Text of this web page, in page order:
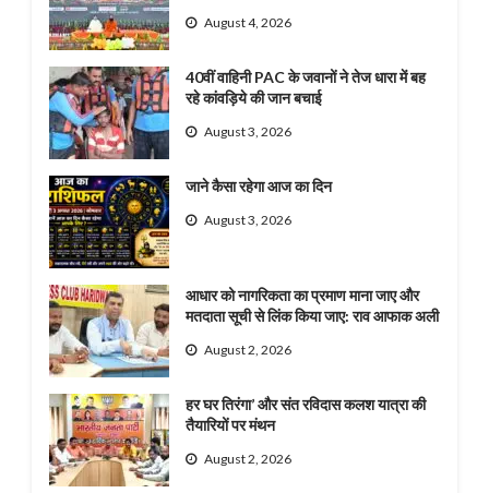
August 4, 2026
40वीं वाहिनी PAC के जवानों ने तेज धारा में बह
रहे कांवड़िये की जान बचाई
August 3, 2026
जाने कैसा रहेगा आज का दिन
August 3, 2026
आधार को नागरिकता का प्रमाण माना जाए और
मतदाता सूची से लिंक किया जाए: राव आफाक अली
August 2, 2026
हर घर तिरंगा’ और संत रविदास कलश यात्रा की
तैयारियों पर मंथन
August 2, 2026